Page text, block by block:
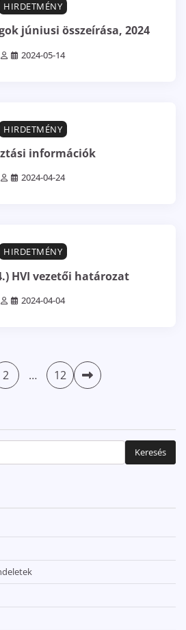
HIRDETMÉNY
júniusi összeírása, 2024
2024-05-14
HIRDETMÉNY
információk
2024-04-24
HIRDETMÉNY
HVI vezetői határozat
2024-04-04
2 … 12